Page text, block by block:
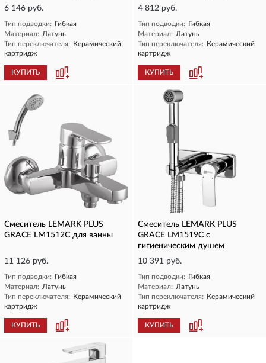
6 146 руб.
Тип подводки: Гибкая
Материал: Латунь
Тип переключателя: Керамический
картридж
КУПИТЬ
4 812 руб.
Тип подводки: Гибкая
Материал: Латунь
Тип переключателя: Керамический
картридж
КУПИТЬ
Смеситель LEMARK PLUS
GRACE LM1512C для ванны
11 126 руб.
Тип подводки: Гибкая
Материал: Латунь
Тип переключателя: Керамический
картридж
КУПИТЬ
Смеситель LEMARK PLUS
GRACE LM1519C с
гигиеническим душем
10 391 руб.
Тип подводки: Гибкая
Материал: Латунь
Тип переключателя: Керамический
картридж
КУПИТЬ